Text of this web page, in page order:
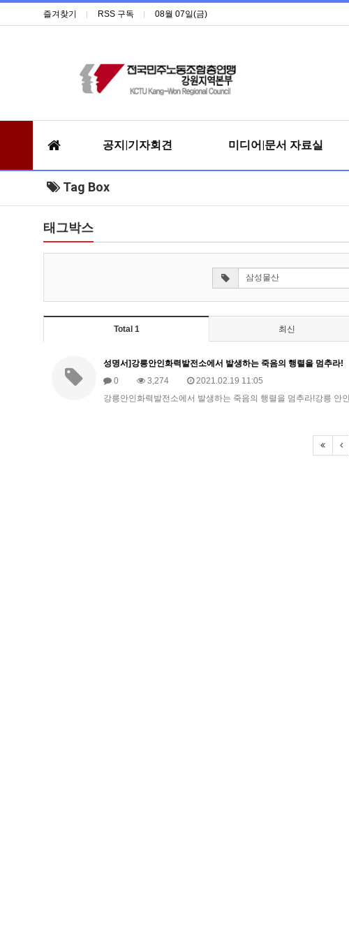
즐겨찾기 RSS 구독 08월 07일(금)
공지|기자회견 미디어|문서 자료실
Tag Box
태그박스
Total 1 최신
성명서]강릉안인화력발전소에서 발생하는 죽음의 행렬을 멈추라!
0
3,274
2021.02.19 11:05
강릉안인화력발전소에서 발생하는 죽음의 행렬을 멈추라!강릉